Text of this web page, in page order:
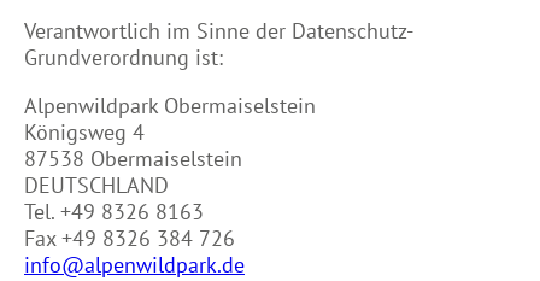
Verantwortlich im Sinne der Datenschutz-
Grundverordnung ist:
Alpenwildpark Obermaiselstein
Königsweg 4
87538 Obermaiselstein
DEUTSCHLAND
Tel. +49 8326 8163
Fax +49 8326 384 726
info@alpenwildpark.de